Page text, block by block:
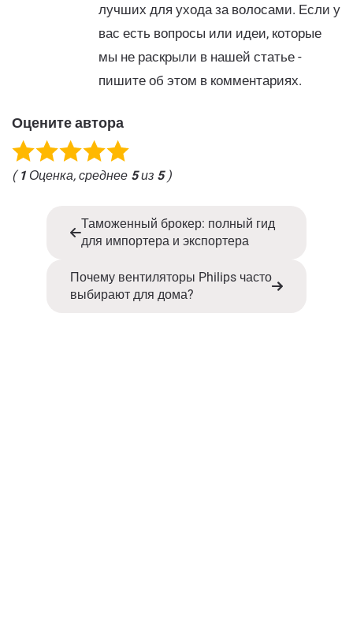
лучших для ухода за волосами. Если у
вас есть вопросы или идеи, которые
мы не раскрыли в нашей статье -
пишите об этом в комментариях.
Оцените автора
( 1 Оценка, среднее 5из 5)
Таможенный брокер: полный гид
для импортера и экспортера
Почему вентиляторы Philips часто
выбирают для дома?